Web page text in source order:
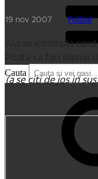
Cauta
19 nov 2007 Fotbal
Asa se intampla
Poate ca faci
(a se citi de jos in